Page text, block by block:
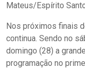
Mateus/Espírito
Nos próximos finais
continua. Sendo no
domingo (28) a
programação no